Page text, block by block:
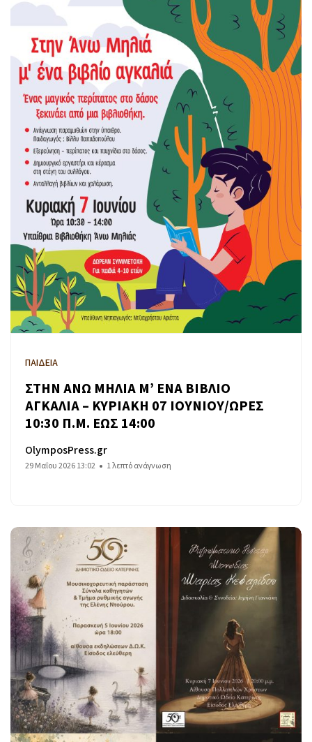
ΠΑΙΔΕΙΑ
ΣΤΗΝ ΑΝΩ ΜΗΛΙΑ Μ’ ΕΝΑ ΒΙΒΛΙΟ
ΑΓΚΑΛΙΑ – ΚΥΡΙΑΚΗ 07 ΙΟΥΝΙΟΥ/ΩΡΕΣ
10:30 Π.Μ. ΕΩΣ 14:00
OlymposPress.gr
29 Μαΐου 2026 13:02 1 λεπτό ανάγνωση